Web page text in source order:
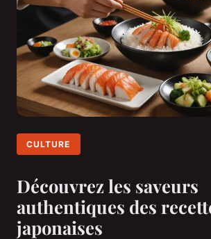
CULTURE
Découvrez les saveurs
authentiques des
japonaises